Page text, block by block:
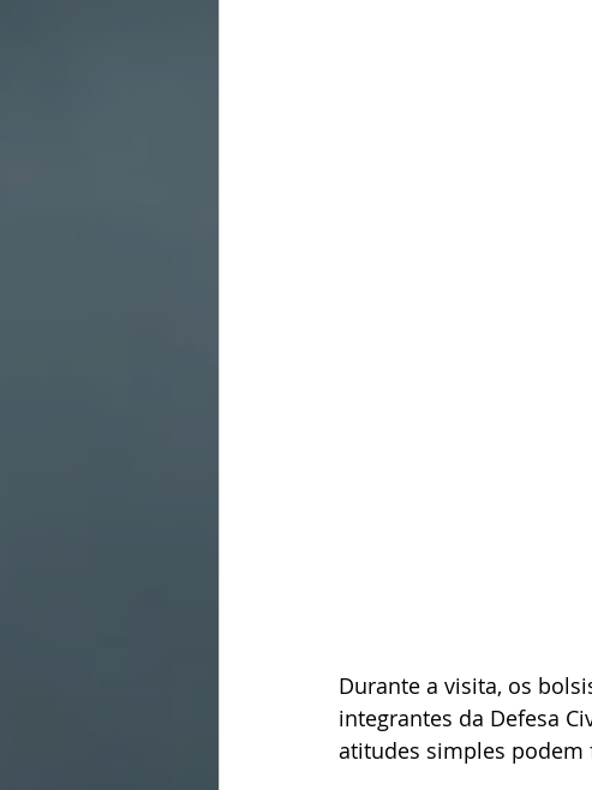
Durante a visita, os
integrantes da Defesa
atitudes simples podem